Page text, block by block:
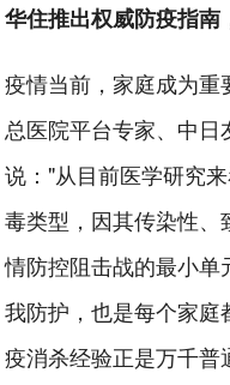
华住推出权威防疫指
疫情当前，家庭成为
总医院平台专家、中
说："从目前医学研究
毒类型，因其传染性
情防控阻击战的最小单
我防护，也是每个家
疫消杀经验正是万千